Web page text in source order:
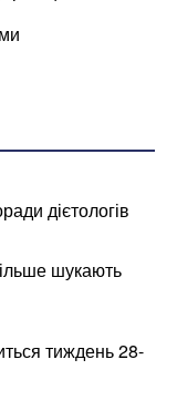
дієтологів
шукають
тиждень 28-